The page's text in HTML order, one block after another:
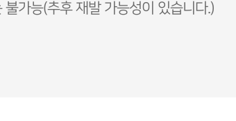
가능(추후 재발 가능성이 있습니다.)